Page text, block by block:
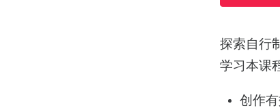
探索自行
学习本课
创作